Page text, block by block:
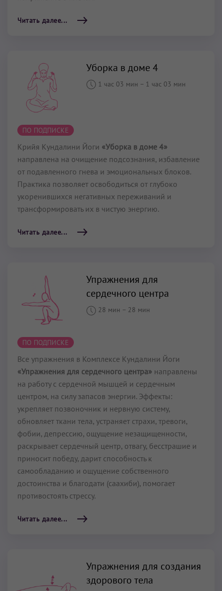
Читать далее...
Уборка в доме 4
1 час 03 мин – 1 час 03 мин
ПО ПОДПИСКЕ
Крийя Кундалини Йоги «Уборка в доме 4»
направлена на очищение подсознания, избавление
от подавленного гнева и эмоциональных блоков.
Практика позволяет освободиться от глубоко
укоренившихся негативных переживаний и
трансформировать их в чистую энергию.
Читать далее...
Упражнения для
сердечного центра
28 мин – 28 мин
ПО ПОДПИСКЕ
Все упражнения в Комплексе Кундалини Йоги
«Упражнения для сердечного центра» направлены
на работу с сердечной мышцей и сердечным
центром, на силу запасов энергии. Эффекты:
укрепляет позвоночник и нервную систему,
обновляет ткани тела, устраняет страхи, тревоги,
фобии, депрессию, ощущение незащищенности,
раскрывает сердечный центр, отвагу, бесстрашие и
приносит победу, дарит способность к
самообладанию и ощущение собственного
достоинства и благодати (саахиби), помогает
противостоять стрессу.
Читать далее...
Упражнения для создания
здорового тела